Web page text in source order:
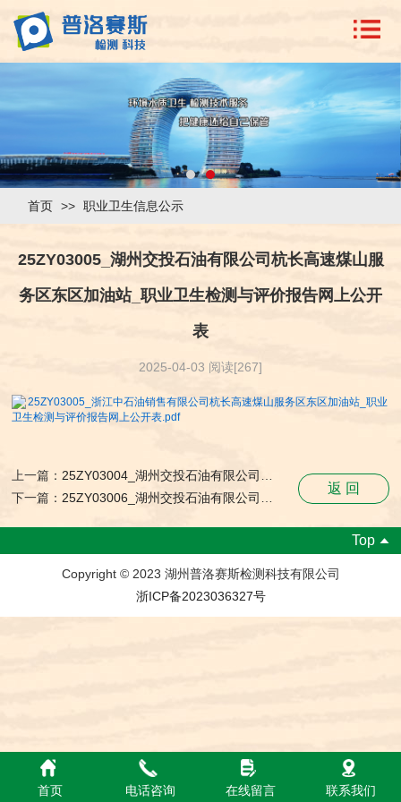
首页 >> 职业卫生信息公示
25ZY03005_湖州交投石油有限公司杭长高速煤山服
务区东区加油站_职业卫生检测与评价报告网上公开
表
2025-04-03 阅读[267]
25ZY03005_浙江中石油销售有限公司杭长高速煤山服务区东区加油站_职业
卫生检测与评价报告网上公开表.pdf
上一篇：25ZY03004_湖州交投石油有限公司申嘉湖高速安吉溪龙服务区北区加油站_职业卫生检测与评价报告网上公开表
下一篇：25ZY03006_湖州交投石油有限公司杭长高速煤山服务区西区加油站_职业卫生检测与评价报告网上公开表
返 回
Top
Copyright © 2023 湖州普洛赛斯检测科技有限公司
浙ICP备2023036327号
首页 电话咨询 在线留言 联系我们